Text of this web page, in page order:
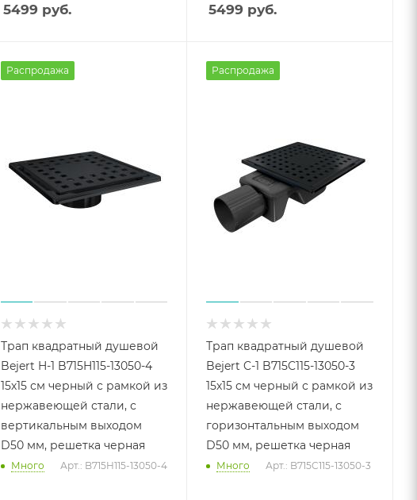
5499 руб. 5499 руб.
Распродажа
Трап квадратный душевой
Bejert H-1 B715H115-13050-4
15х15 см черный с рамкой из
нержавеющей стали, с
вертикальным выходом
D50 мм, решетка черная
Много Арт.: B715H115-13050-4
Распродажа
Трап квадратный душевой
Bejert C-1 B715C115-13050-3
15х15 см черный с рамкой из
нержавеющей стали, с
горизонтальным выходом
D50 мм, решетка черная
Много Арт.: B715C115-13050-3